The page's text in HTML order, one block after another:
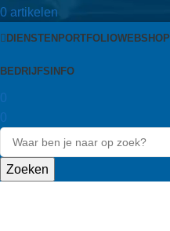
0 artikelen
DIENSTEN PORTFOLIOWEBSHOP
BEDRIJFSINFO
Zoeken